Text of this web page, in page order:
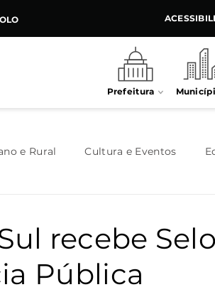
Prefeitura
e Rural Cultura e Eventos
Legislativo
recebe
Pública